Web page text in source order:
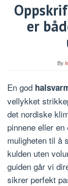
er
By
En god
vellykket
det nordiske
pinnene eller
muligheten til å
kulden uten
guiden går vi
sikrer perfekt